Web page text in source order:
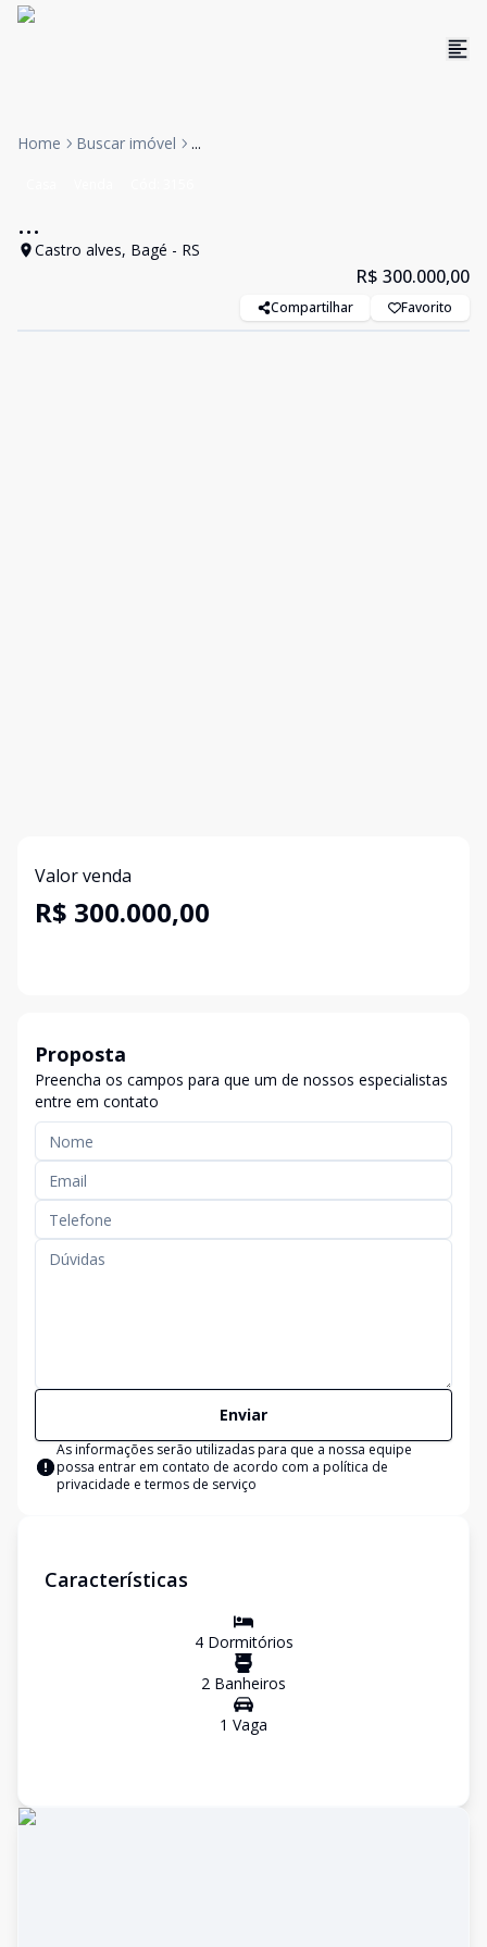
Home Buscar imóvel ...
...
Castro alves, Bagé - RS
R$ 300.000,00
Compartilhar Favorito
Valor venda
R$ 300.000,00
Proposta
Preencha os campos para que um de nossos especialistas
entre em contato
Enviar
As informações serão utilizadas para que a nossa equipe
possa entrar em contato de acordo com a política de
privacidade e termos de serviço
Características
4Dormitórios
2 Banheiros
1 Vaga